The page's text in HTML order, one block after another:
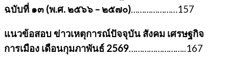
ฉบับที่ ๑๓ (พ.ศ. ๒๕๖๖ – ๒๕๗๐)…………………157
แนวข้อสอบ ข่าวเหตุการณ์ปัจจุบัน สังคม เศรษฐกิจ
การเมือง เดือนกุมภาพันธ์ 2569……………………..167